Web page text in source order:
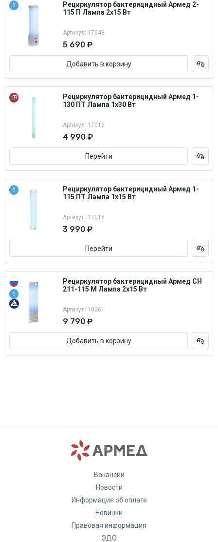
Рециркулятор бактерицидный Армед 2-
115 П Лампа 2х15 Вт
Артикул: 17048
5 690 ₽
Добавить в корзину
Рециркулятор бактерицидный Армед 1-
130 ПТ Лампа 1х30 Вт
Артикул: 17016
4 990 ₽
Перейти
Рециркулятор бактерицидный Армед 1-
115 ПТ Лампа 1х15 Вт
Артикул: 17015
3 990 ₽
Перейти
Рециркулятор бактерицидный Армед СН
211-115 М Лампа 2х15 Вт
Артикул: 10261
9 790 ₽
Добавить в корзину
Вакансии
Новости
Информация об оплате
Новинки
Правовая информация
ЭДО